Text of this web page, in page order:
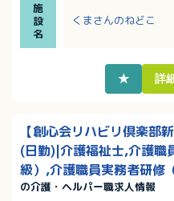
・今回は増員募集です
施
設
名
くまさんのねどこ
★ 詳
【創心会リハビリ倶楽部
(日勤)|介護福祉士,介護職
級）,介護職員実務者研修
の介護・ヘルパー職求人情報